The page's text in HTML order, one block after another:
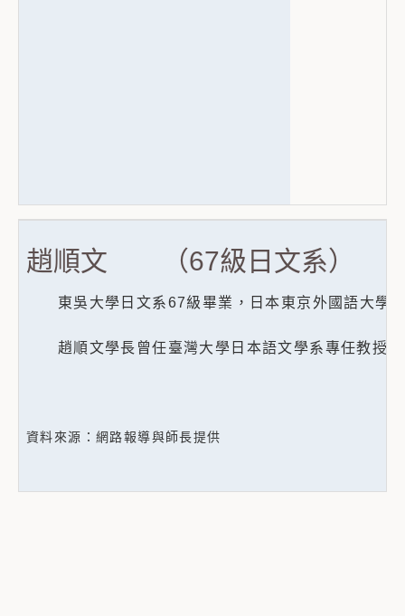
趙順文 （67級日文系）
東吳大學日文系67級畢業， 日本東京外國語大學
趙順文學長曾任臺灣大學日本語文學系專任教授，
資料來源：網路報導與師長提供